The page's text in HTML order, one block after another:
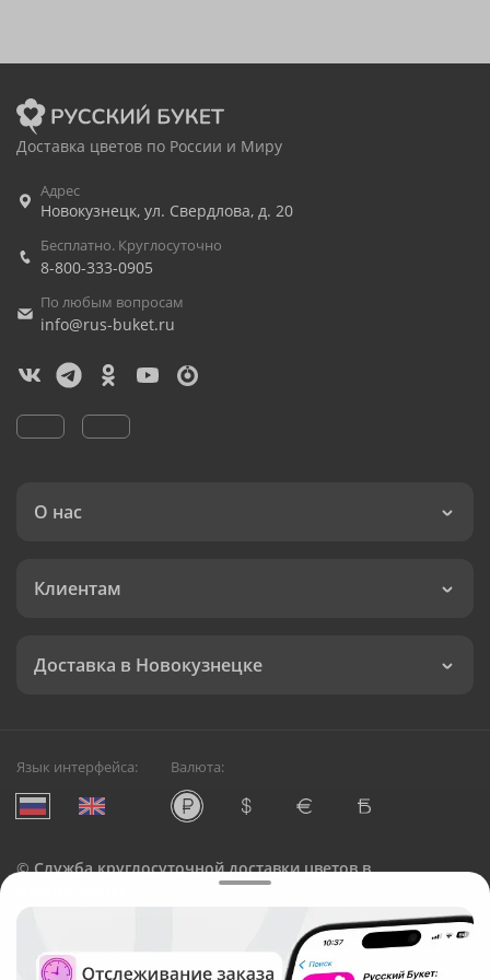
Доставка цветов по России и Миру
Адрес
Новокузнецк, ул. Свердлова, д. 20
Бесплатно. Круглосуточно
8-800-333-0905
По любым вопросам
info@rus-buket.ru
О нас
Клиентам
Доставка в Новокузнецке
Язык интерфейса: Валюта:
©Служба круглосуточной доставки цветов в
Русский Букет, 2026
Общество с ограниченной ответственностью «Технология»
ОГРН: 1195476081745, ИНН: 5410081997